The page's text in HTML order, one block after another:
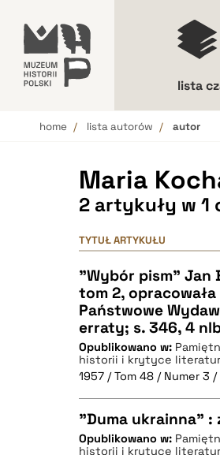
lista
home lista autorów autor
Maria
2 artykuły w 1
TYTUŁ ARTYKUŁU
"Wybór pism" Jan
tom 2,
Państwowe
erraty; s. 346, 4
Opublikowano w:
historii i krytyce
1957 / Tom 48 / Numer 3
"Duma ukrainna" :
Opublikowano w:
historii i krytyce